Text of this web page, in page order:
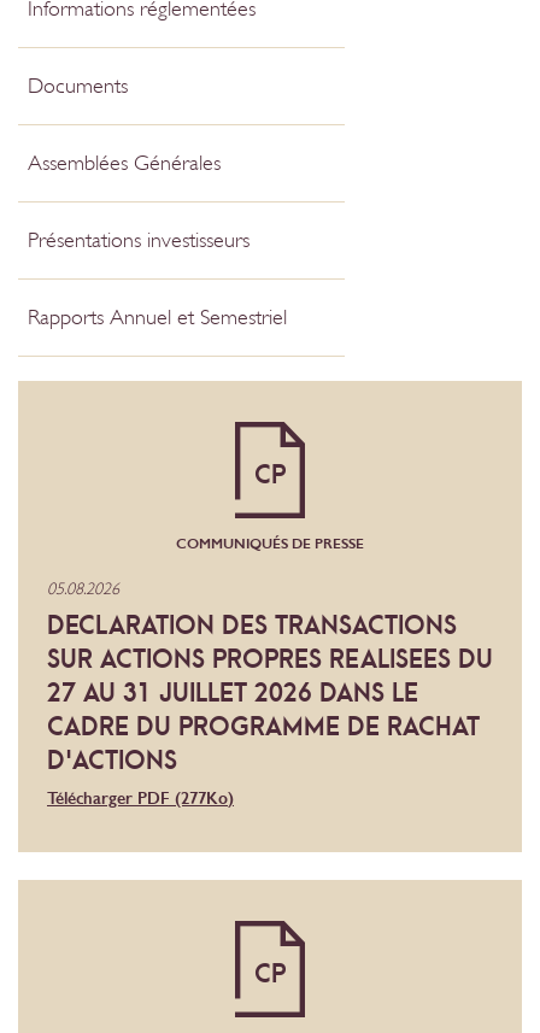
Informations réglementées
Documents
Assemblées Générales
Présentations investisseurs
Rapports Annuel et Semestriel
CP
COMMUNIQUÉS DE PRESSE
05.08.2026
DECLARATION DES TRANSACTIONS
SUR ACTIONS PROPRES REALISEES DU
27 AU 31 JUILLET 2026 DANS LE
CADRE DU PROGRAMME DE RACHAT
D'ACTIONS
Télécharger PDF (277Ko)
CP